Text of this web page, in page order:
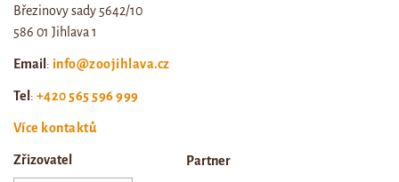
Březinovy sady 5642/10
586 01 Jihlava 1
Email : info@zoojihlava.cz
Tel : +420 565 596 999
Více kontaktů
Zřizovatel Partner